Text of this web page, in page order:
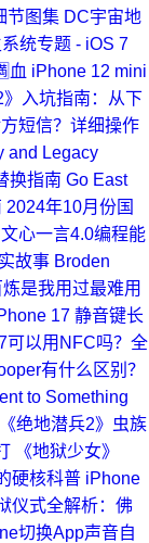
节图集 DC宇宙地
统专题 - iOS 7
血 iPhone 12 mini
》入坑指南：从下
短信？详细操作
and Legacy
换指南 Go East
2024年10月份国
文心一言4.0编程能
故事 Broden
炼是我用过最难用
17 静音键长
可以用NFC吗？全
有什么区别？
to Something
《绝地潜兵2》虫族
《地狱少女》
硬核科普 iPhone
仪式全解析：佛
切换App声音自